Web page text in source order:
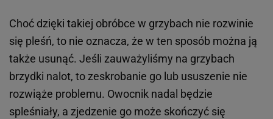
Choć dzięki takiej obróbce w grzybach nie rozwinie
się pleśń, to nie oznacza, że w ten sposób można ją
także usunąć. Jeśli zauważyliśmy na grzybach
brzydki nalot, to zeskrobanie go lub ususzenie nie
rozwiąże problemu. Owocnik nadal będzie
spleśniały, a zjedzenie go może skończyć się